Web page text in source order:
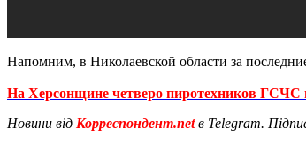
Напомним, в Николаевской области за
На Херсонщине четверо пиротехников ГСЧС
Новини від Корреспондент.netв Telegram.